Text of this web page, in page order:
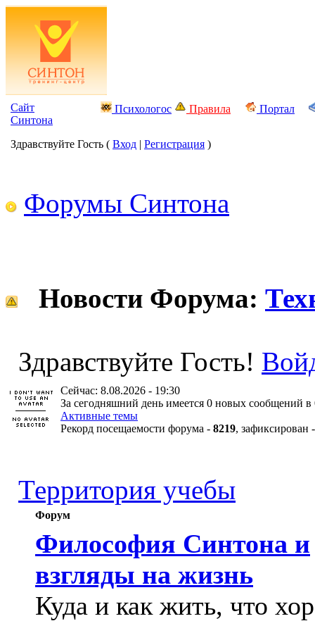
Сайт
Синтона
Психологос Правила Портал
Здравствуйте Гость ( Вход | Регистрация )
Форумы Синтона
Новости Форума:
Здравствуйте Гость!
Сейчас: 8.08.2026 - 19:30
За сегодняшний день имеется 0 новых сообщений в
Активные темы
Рекорд посещаемости форума - 8219, зафиксирован
Территория учебы
Форум
Философия Синтона и
взгляды на жизнь
Куда и как жить, что